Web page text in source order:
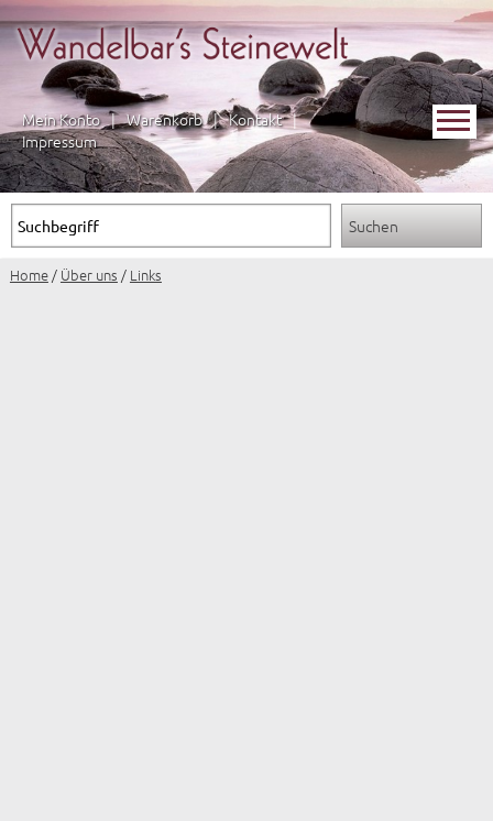
Mein Konto | Warenkorb | Kontakt |
Impressum
Home/ Über uns / Links